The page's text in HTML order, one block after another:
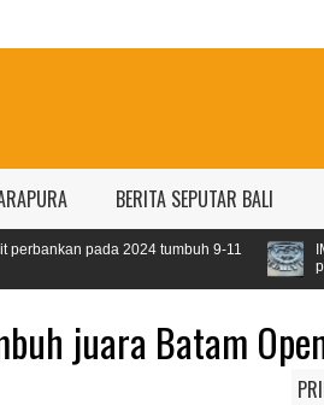
BERITA SEPUTAR BALI
tumbuh 9-11
IMF proyeksi
juara Batam